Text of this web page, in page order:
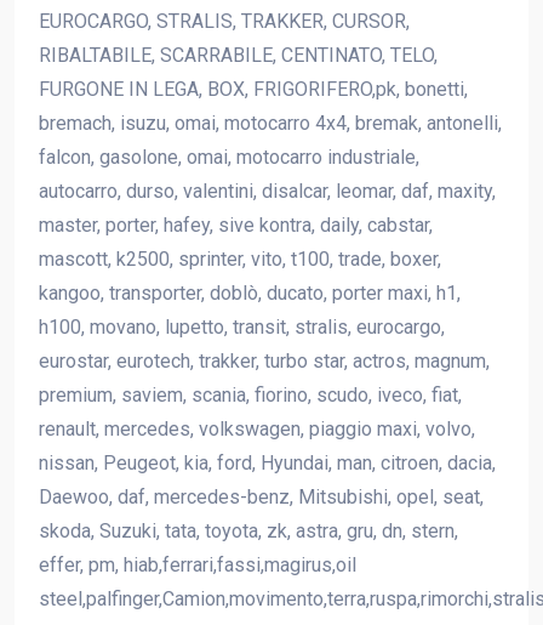
EUROCARGO, STRALIS, TRAKKER, CURSOR,
RIBALTABILE, SCARRABILE, CENTINATO, TELO,
FURGONE IN LEGA, BOX, FRIGORIFERO,pk, bonetti,
bremach, isuzu, omai, motocarro 4x4, bremak, antonelli,
falcon, gasolone, omai, motocarro industriale,
autocarro, durso, valentini, disalcar, leomar, daf, maxity,
master, porter, hafey, sive kontra, daily, cabstar,
mascott, k2500, sprinter, vito, t100, trade, boxer,
kangoo, transporter, doblò, ducato, porter maxi, h1,
h100, movano, lupetto, transit, stralis, eurocargo,
eurostar, eurotech, trakker, turbo star, actros, magnum,
premium, saviem, scania, fiorino, scudo, iveco, fiat,
renault, mercedes, volkswagen, piaggio maxi, volvo,
nissan, Peugeot, kia, ford, Hyundai, man, citroen, dacia,
Daewoo, daf, mercedes-benz, Mitsubishi, opel, seat,
skoda, Suzuki, tata, toyota, zk, astra, gru, dn, stern,
effer, pm, hiab,ferrari,fassi,magirus,oil